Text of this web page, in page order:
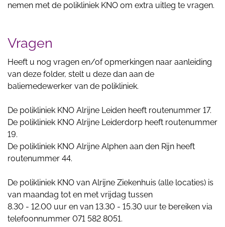
nemen met de polikliniek KNO om extra uitleg te vragen.
Vragen
Heeft u nog vragen en/of opmerkingen naar aanleiding
van deze folder, stelt u deze dan aan de
baliemedewerker van de polikliniek.
De polikliniek KNO Alrijne Leiden heeft routenummer 17.
De polikliniek KNO Alrijne Leiderdorp heeft routenummer
19.
De polikliniek KNO Alrijne Alphen aan den Rijn heeft
routenummer 44.
De polikliniek KNO van Alrijne Ziekenhuis (alle locaties) is
van maandag tot en met vrijdag tussen
8.30 - 12.00 uur en van 13.30 - 15.30 uur te bereiken via
telefoonnummer 071 582 8051.